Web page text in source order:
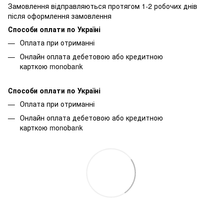
Замовлення відправляються протягом 1-2 робочих днів
після оформлення замовлення
Способи оплати по Україні
Оплата при отриманні
Онлайн оплата дебетовою або кредитною
карткою monobank
Способи оплати по Україні
Оплата при отриманні
Онлайн оплата дебетовою або кредитною
карткою monobank